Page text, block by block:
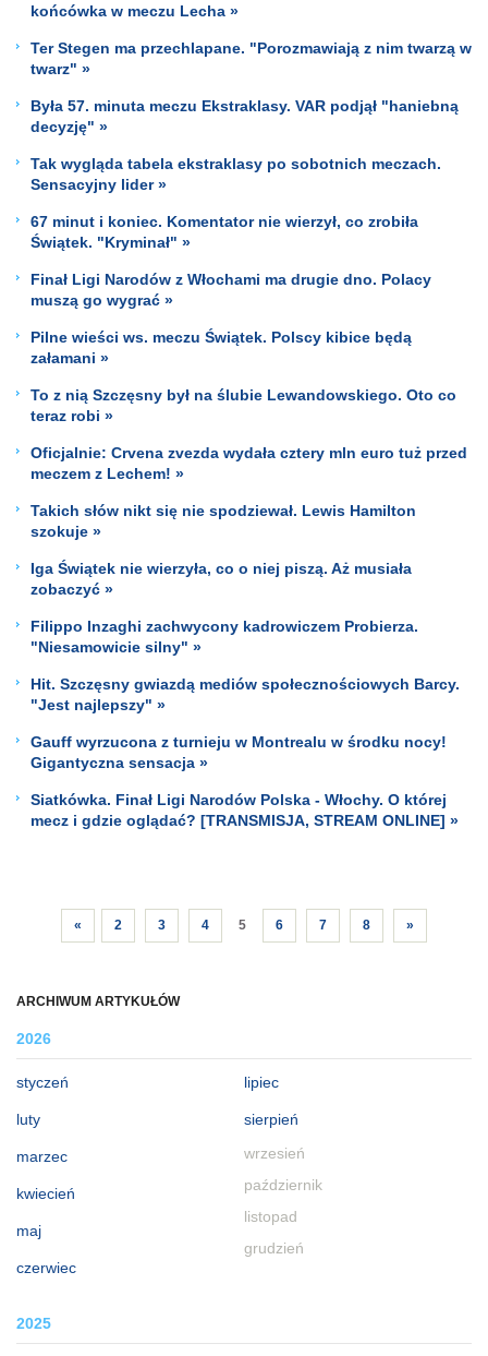
ARCHIWUM ARTYKUŁÓW
2026
styczeń
luty
marzec
kwiecień
maj
czerwiec
lipiec
sierpień
wrzesień
październik
listopad
grudzień
2025
końcówka w meczu Lecha »
Ter Stegen ma przechlapane. "Porozmawiają z nim twarzą w
twarz" »
Była 57. minuta meczu Ekstraklasy. VAR podjął "haniebną
decyzję" »
Tak wygląda tabela ekstraklasy po sobotnich meczach.
Sensacyjny lider »
67 minut i koniec. Komentator nie wierzył, co zrobiła
Świątek. "Kryminał" »
Finał Ligi Narodów z Włochami ma drugie dno. Polacy
muszą go wygrać »
Pilne wieści ws. meczu Świątek. Polscy kibice będą
załamani »
To z nią Szczęsny był na ślubie Lewandowskiego. Oto co
teraz robi »
Oficjalnie: Crvena zvezda wydała cztery mln euro tuż przed
meczem z Lechem! »
Takich słów nikt się nie spodziewał. Lewis Hamilton
szokuje »
Iga Świątek nie wierzyła, co o niej piszą. Aż musiała
zobaczyć »
Filippo Inzaghi zachwycony kadrowiczem Probierza.
"Niesamowicie silny" »
Hit. Szczęsny gwiazdą mediów społecznościowych Barcy.
"Jest najlepszy" »
Gauff wyrzucona z turnieju w Montrealu w środku nocy!
Gigantyczna sensacja »
Siatkówka. Finał Ligi Narodów Polska - Włochy. O której
mecz i gdzie oglądać? [TRANSMISJA, STREAM ONLINE] »
« 2 3 4 5 6 7 8 »